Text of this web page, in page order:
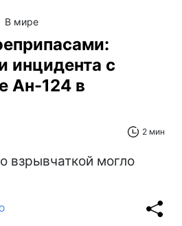
В мире
инцидента с
Ан-124 в
2 мин
взрывчаткой могло